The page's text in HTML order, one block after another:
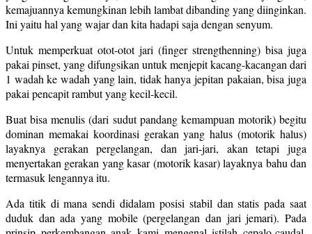
kemajuannya kemungkinan lebih lambat dibanding yang diinginkan.
Ini yaitu hal yang wajar dan kita hadapi saja dengan senyum.
Untuk memperkuat otot-otot jari (finger strengthenning) bisa juga
pakai pinset, yang difungsikan untuk menjepit kacang-kacangan dari
1 wadah ke wadah yang lain, tidak hanya jepitan pakaian, bisa juga
pakai pencapit rambut yang kecil-kecil.
Buat bisa menulis (dari sudut pandang kemampuan motorik) begitu
dominan memakai koordinasi gerakan yang halus (motorik halus)
layaknya gerakan pergelangan, dan jari-jari, akan tetapi juga
menyertakan gerakan yang kasar (motorik kasar) layaknya bahu dan
termasuk lengannya itu.
Ada titik di mana sendi didalam posisi stabil dan statis pada saat
duduk dan ada yang mobile (pergelangan dan jari jemari). Pada